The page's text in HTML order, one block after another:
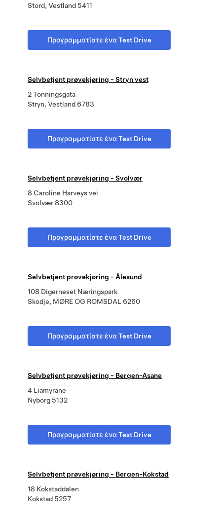
Stord, Vestland 5411
Προγραμματίστε ένα Test Drive
Selvbetjent prøvekjøring - Stryn vest
2 Tonningsgata
Stryn, Vestland 6783
Προγραμματίστε ένα Test Drive
Selvbetjent prøvekjøring - Svolvær
8 Caroline Harveys vei
Svolvær 8300
Προγραμματίστε ένα Test Drive
Selvbetjent prøvekjøring - Ålesund
108 Digerneset Næringspark
Skodje, MØRE OG ROMSDAL 6260
Προγραμματίστε ένα Test Drive
Selvbetjent prøvekjøring - Bergen-Asane
4 Liamyrane
Nyborg 5132
Προγραμματίστε ένα Test Drive
Selvbetjent prøvekjøring - Bergen-Kokstad
18 Kokstaddalen
Kokstad 5257